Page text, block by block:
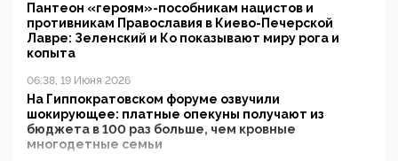
Пантеон «героям»-пособникам нацистов и
противникам Православия в Киево-Печерской
Лавре: Зеленский и Ко показывают миру рога и
копыта
06:38, 19 Июня 2026
На Гиппократовском форуме озвучили
шокирующее: платные опекуны получают из
бюджета в 100 раз больше, чем кровные
многодетные семьи